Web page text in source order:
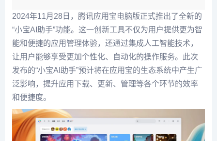
2024年11月28日，腾讯应用宝电脑版正式推出了全新的
“小宝AI助手”功能。这一创新工具不仅为用户提供更为智
能和便捷的应用管理体验，还通过集成人工智能技术，
让用户能够享受更加个性化、自动化的操作服务。此次
发布的“小宝AI助手”预计将在应用宝的生态系统中产生广
泛影响，提升应用下载、更新、管理等各个环节的效率
和便捷度。